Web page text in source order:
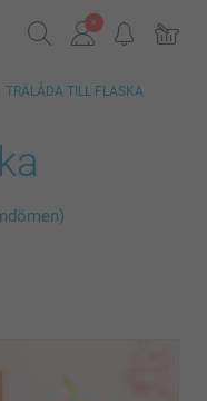
TRÄLÅDA TILL FLASKA